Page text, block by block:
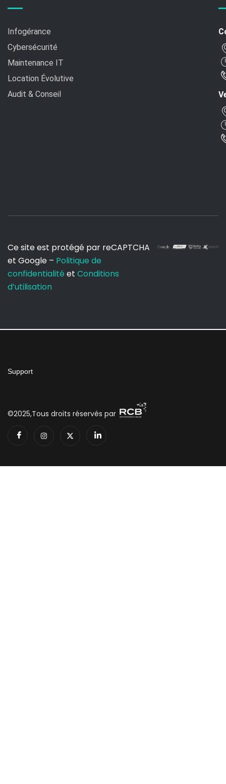
Infogérance
Cybersécurité
Maintenance IT
Location Évolutive
Audit & Conseil
Ce site est protégé par reCAPTCHA
et Google – Politique de
confidentialité et Conditions
d’utilisation
Support
©2025,Tous droits réservés par